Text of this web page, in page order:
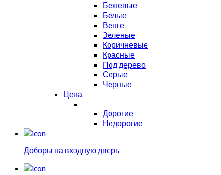
Бежевые
Белые
Венге
Зеленые
Коричневые
Красные
Под дерево
Серые
Черные
Цена
Дорогие
Недорогие
Доборы на входную дверь